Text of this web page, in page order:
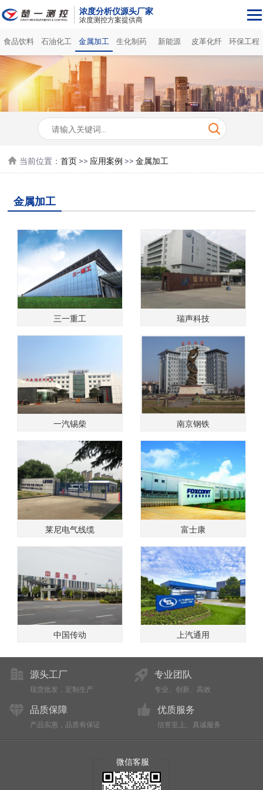
浓度分析仪源头厂家
浓度测控方案提供商
食品饮料 石油化工 金属加工 生化制药 新能源 皮革化纤 环保工程
当前位置：首页 >> 应用案例 >>金属加工
金属加工
三一重工 瑞声科技
一汽锡柴 南京钢铁
莱尼电气线缆 富士康
中国传动 上汽通用
源头工厂
现货批发，定制生产
专业团队
专业、创新、高效
品质保障
产品实惠，品质有保证
优质服务
信誉至上、真诚服务
微信客服